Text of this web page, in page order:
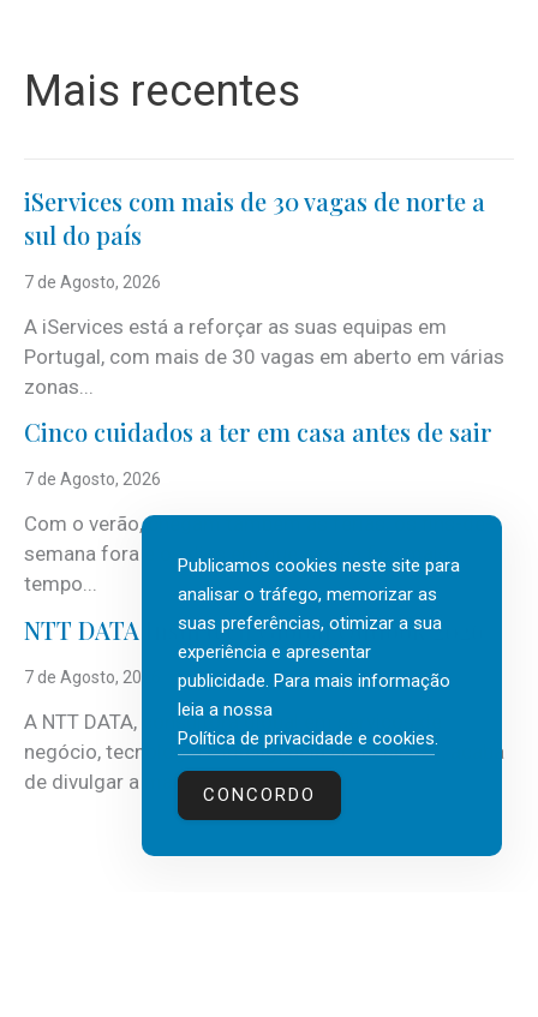
Mais recentes
iServices com mais de 30 vagas de norte a
sul do país
7 de Agosto, 2026
A iServices está a reforçar as suas equipas em
Portugal, com mais de 30 vagas em aberto em várias
zonas...
Cinco cuidados a ter em casa antes de sair
7 de Agosto, 2026
Com o verão, chegam também as férias, os fins-de-
semana fora e os dias em que a casa fica mais
tempo...
NTT DATA Insurtech Global Outlook 2026
7 de Agosto, 2026
A NTT DATA, consultora global em serviços de
negócio, tecnologia e inteligência artificial (IA), acaba
de divulgar a mais recente...
Publicamos cookies neste site para
analisar o tráfego, memorizar as
suas preferências, otimizar a sua
experiência e apresentar
publicidade. Para mais informação
leia a nossa
Política de privacidade e cookies.
CONCORDO